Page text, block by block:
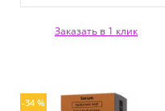
Заказать в 1 клик
-34 %